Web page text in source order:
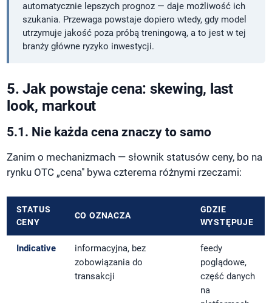
automatycznie lepszych prognoz — daje możliwość ich
szukania. Przewaga powstaje dopiero wtedy, gdy model
utrzymuje jakość poza próbą treningową, a to jest w tej
branży główne ryzyko inwestycji.
5. Jak powstaje cena: skewing, last
look, markout
5.1. Nie każda cena znaczy to samo
Zanim o mechanizmach — słownik statusów ceny, bo na
rynku OTC „cena" bywa czterema różnymi rzeczami:
STATUS
CENY
CO OZNACZA
GDZIE
WYSTĘPUJE
Indicative
informacyjna, bez
zobowiązania do
transakcji
feedy
poglądowe,
część danych
na